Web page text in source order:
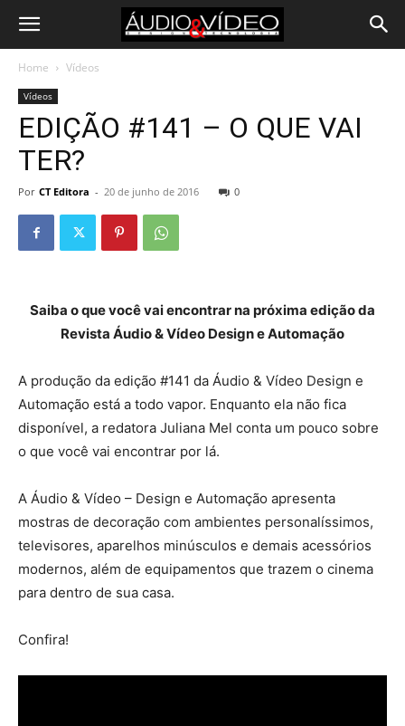
Home Vídeos
Vídeos
EDIÇÃO #141 – O QUE VAI
TER?
Por CT Editora - 20 de junho de 2016 0
Saiba o que você vai encontrar na próxima edição da
Revista Áudio & Vídeo Design e Automação
A produção da edição #141 da Áudio & Vídeo Design e
Automação está a todo vapor. Enquanto ela não fica
disponível, a redatora Juliana Mel conta um pouco sobre
o que você vai encontrar por lá.
A Áudio & Vídeo – Design e Automação apresenta
mostras de decoração com ambientes personalíssimos,
televisores, aparelhos minúsculos e demais acessórios
modernos, além de equipamentos que trazem o cinema
para dentro de sua casa.
Confira!